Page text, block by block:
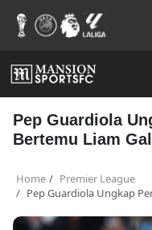
Pep Guardiola
Bertemu Liam
Home
Premier League
Pep Guardiola Ungkap